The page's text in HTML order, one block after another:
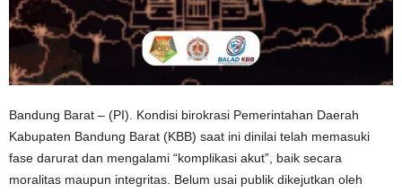
Bandung Barat – (PI). Kondisi birokrasi Pemerintahan Daerah
Kabupaten Bandung Barat (KBB) saat ini dinilai telah memasuki
fase darurat dan mengalami “komplikasi akut”, baik secara
moralitas maupun integritas. Belum usai publik dikejutkan oleh